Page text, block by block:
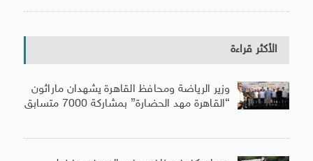
الأكثر قراءة
وزير الرياضة ومحافظ القاهرة يشهدان ماراثون
“القاهرة مهد الحضارة” بمشاركة 7000 متسابق